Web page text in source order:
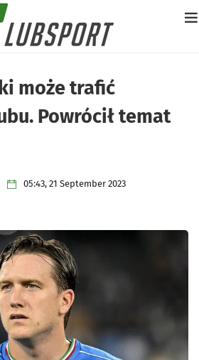
może trafić
Powrócił temat
05:43, 21 September 2023